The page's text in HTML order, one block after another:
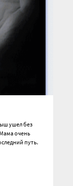
ушел без
очень
путь.